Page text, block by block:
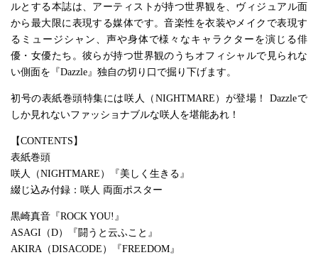
ルとする本誌は、アーティストが持つ世界観を、ヴィジュアル面
から最大限に表現する媒体です。音楽性を衣装やメイクで表現す
るミュージシャン、声や身体で様々なキャラクターを演じる俳
優・女優たち。彼らが持つ世界観のうちオフィシャルで見られな
い側面を『Dazzle』独自の切り口で掘り下げます。
初号の表紙巻頭特集には咲人（NIGHTMARE）が登場！ Dazzleで
しか見れないファッショナブルな咲人を堪能あれ！
【CONTENTS】
表紙巻頭
咲人（NIGHTMARE）『美しく生きる』
綴じ込み付録：咲人 両面ポスター
黒崎真音『ROCK YOU!』
ASAGI（D）『闘うと云ふこと』
AKIRA（DISACODE）『FREEDOM』